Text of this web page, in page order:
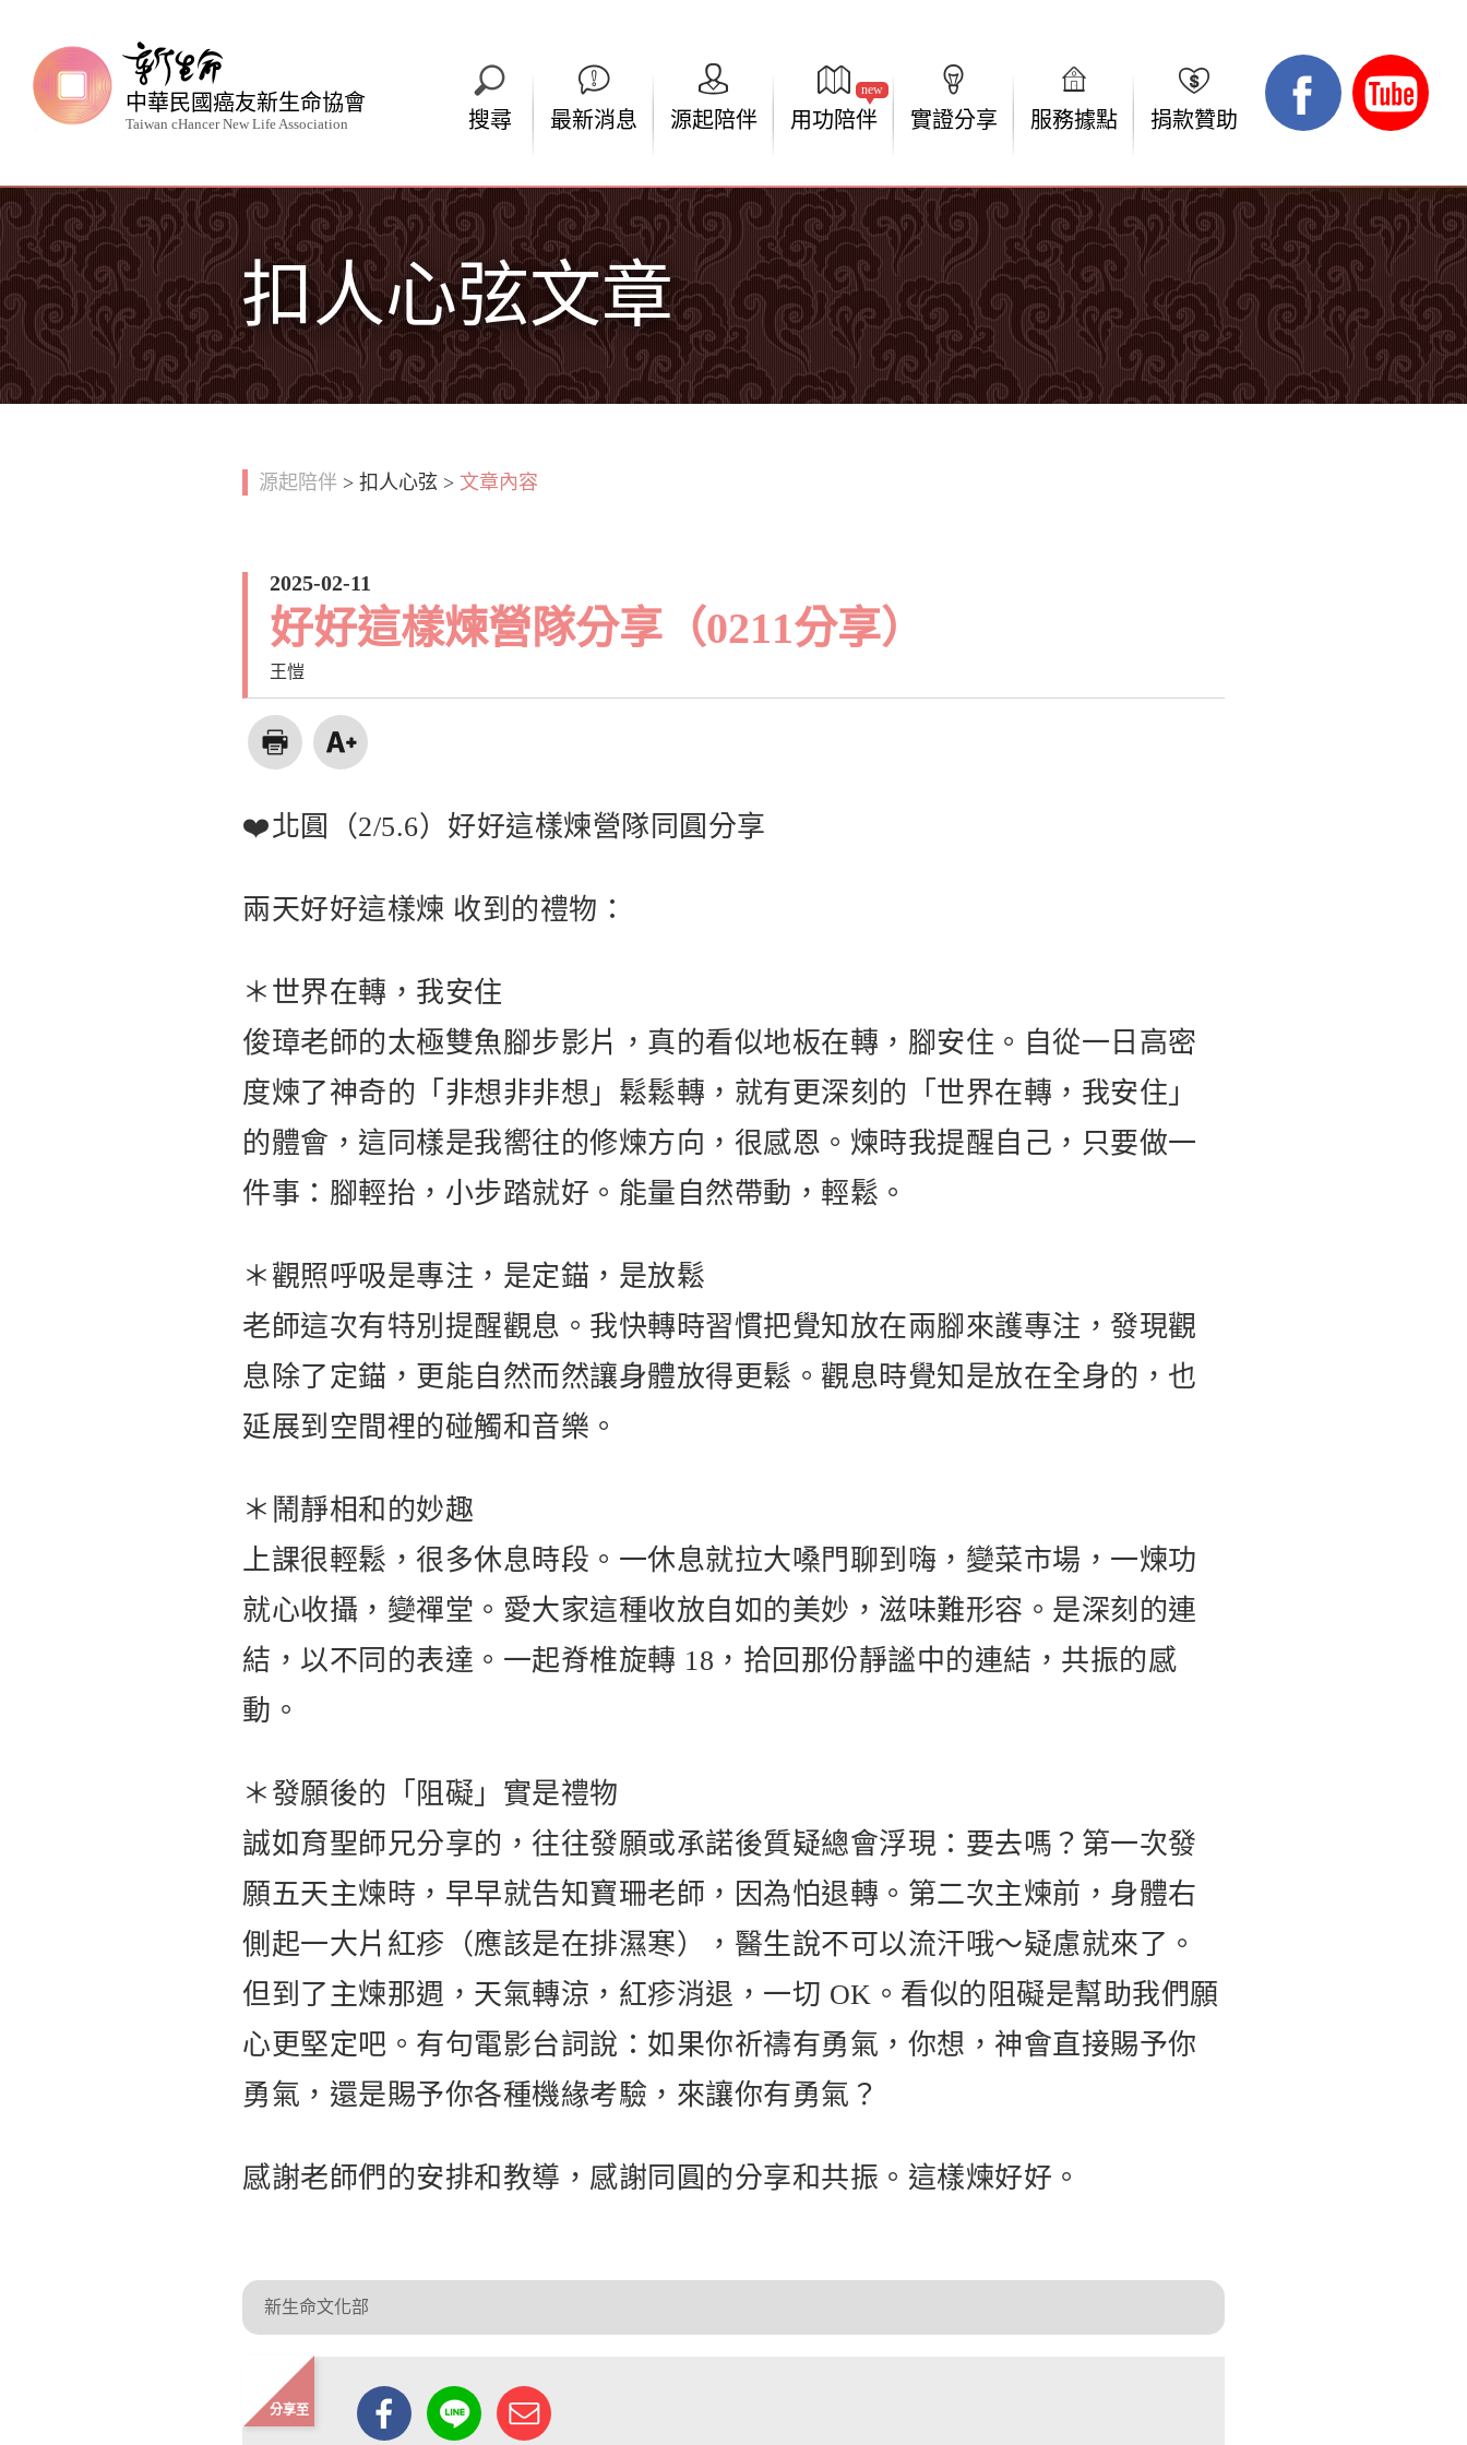
中華民國癌友新生命協會
Taiwan cHancer New Life Association 最新消息 源起陪伴 用功陪伴
new
實證分享 服務據點 捐款贊助
搜尋
扣人心弦文章
源起陪伴 > 扣人心弦 > 文章內容
2025-02-11
好好這樣煉營隊分享（0211分享）
王愷
❤️北圓（2/5.6）好好這樣煉營隊同圓分享
兩天好好這樣煉 收到的禮物：
＊世界在轉，我安住
俊璋老師的太極雙魚腳步影片，真的看似地板在轉，腳安住。自從一日高密
度煉了神奇的「非想非非想」鬆鬆轉，就有更深刻的「世界在轉，我安住」
的體會，這同樣是我嚮往的修煉方向，很感恩。煉時我提醒自己，只要做一
件事：腳輕抬，小步踏就好。能量自然帶動，輕鬆。
＊觀照呼吸是專注，是定錨，是放鬆
老師這次有特別提醒觀息。我快轉時習慣把覺知放在兩腳來護專注，發現觀
息除了定錨，更能自然而然讓身體放得更鬆。觀息時覺知是放在全身的，也
延展到空間裡的碰觸和音樂。
＊鬧靜相和的妙趣
上課很輕鬆，很多休息時段。一休息就拉大嗓門聊到嗨，變菜市場，一煉功
就心收攝，變禪堂。愛大家這種收放自如的美妙，滋味難形容。是深刻的連
結，以不同的表達。一起脊椎旋轉 18，拾回那份靜謐中的連結，共振的感
動。
＊發願後的「阻礙」實是禮物
誠如育聖師兄分享的，往往發願或承諾後質疑總會浮現：要去嗎？第一次發
願五天主煉時，早早就告知寶珊老師，因為怕退轉。第二次主煉前，身體右
側起一大片紅疹（應該是在排濕寒），醫生說不可以流汗哦～疑慮就來了。
但到了主煉那週，天氣轉涼，紅疹消退，一切 OK。看似的阻礙是幫助我們願
心更堅定吧。有句電影台詞說：如果你祈禱有勇氣，你想，神會直接賜予你
勇氣，還是賜予你各種機緣考驗，來讓你有勇氣？
感謝老師們的安排和教導，感謝同圓的分享和共振。這樣煉好好。
新生命文化部
分享至